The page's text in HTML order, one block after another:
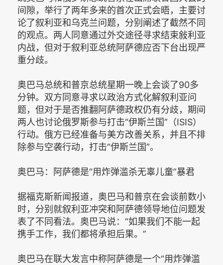
间隙，举行了两年多来的首次正式会晤，主要讨
论了叙利亚和乌克兰问题，分别阐述了截然不同
的观点。两人同意通过外交途径寻求结束敍利亚
内战，但对于叙利亚总统阿萨德应否下台出现严
重分歧。
奥巴马总统和普京总统星期一晚上会谈了90多
分钟。双方同意寻求以政治方式化解叙利亚问
题，但对于是否推翻阿萨德政权仍有分歧，期间
两人也讨论俄罗斯参与打击“伊斯兰国”（ISIS）
行动。俄方已经准备与美方改善关系，并且不排
除参与空袭行动，打击“伊斯兰国”。
奥巴马：阿萨德是“用炸弹滥杀无辜儿童”暴君
据福克斯新闻报道，奥巴马和普京在会谈前数小
时，分别就叙利亚冲突和阿萨德领导地位问题发
表了不同看法。奥巴马说：“如果我们不能一起
携手工作，我们都将承担后果。”
奥巴马在联大发言中称阿萨德是一个“用炸弹滥